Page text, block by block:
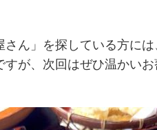
ん」を探している方に
が、次回はぜひ温かい